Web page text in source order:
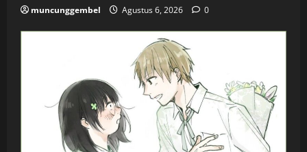
muncunggembel Agustus 6, 2026 0